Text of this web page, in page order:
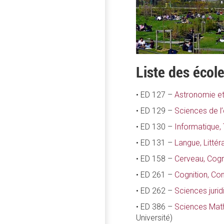
Liste des
• ED 127 –Astronomie
• ED 129 – Sciences de
• ED 130 – Informatique,
• ED 131 – Langue,
• ED 158 – Cerveau,
• ED 261 – Cognition,
• ED 262 – Sciences
• ED 386 – Sciences
Université)